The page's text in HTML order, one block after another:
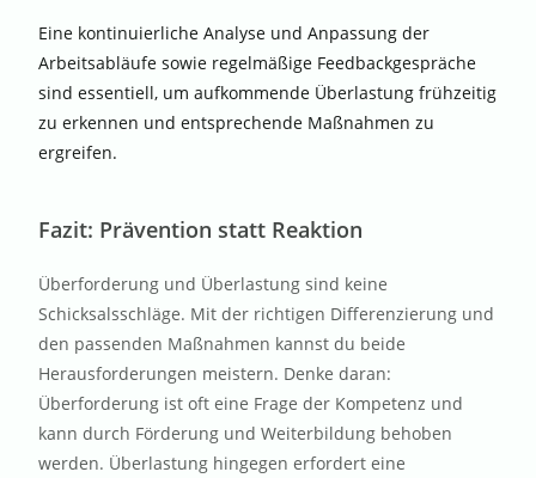
Eine kontinuierliche Analyse und Anpassung der
Arbeitsabläufe sowie regelmäßige Feedbackgespräche
sind essentiell, um aufkommende Überlastung frühzeitig
zu erkennen und entsprechende Maßnahmen zu
ergreifen.
Fazit: Prävention statt Reaktion
Überforderung und Überlastung sind keine
Schicksalsschläge. Mit der richtigen Differenzierung und
den passenden Maßnahmen kannst du beide
Herausforderungen meistern. Denke daran:
Überforderung ist oft eine Frage der Kompetenz und
kann durch Förderung und Weiterbildung behoben
werden. Überlastung hingegen erfordert eine